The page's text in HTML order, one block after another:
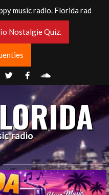
radio. Florida radio
Nostalgie Quiz.
radio